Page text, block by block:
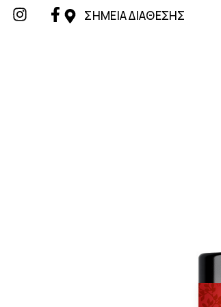
ΣΗΜΕΙΑ ΔΙΑΘΕΣΗΣ